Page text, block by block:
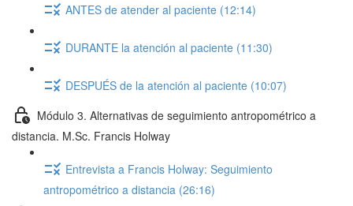
ANTES de atender al paciente (12:14)
DURANTE la atención al paciente (11:30)
DESPUÉS de la atención al paciente (10:07)
Módulo 3. Alternativas de seguimiento antropométrico a
distancia. M.Sc. Francis Holway
Entrevista a Francis Holway: Seguimiento
antropométrico a distancia (26:16)